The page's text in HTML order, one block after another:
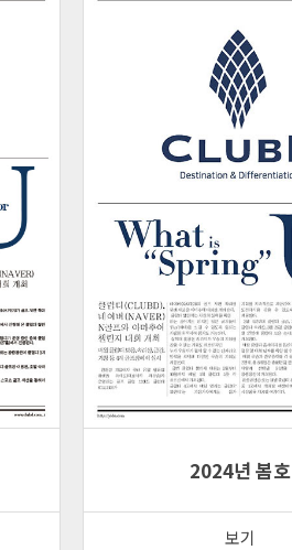
2024년 봄호
보기